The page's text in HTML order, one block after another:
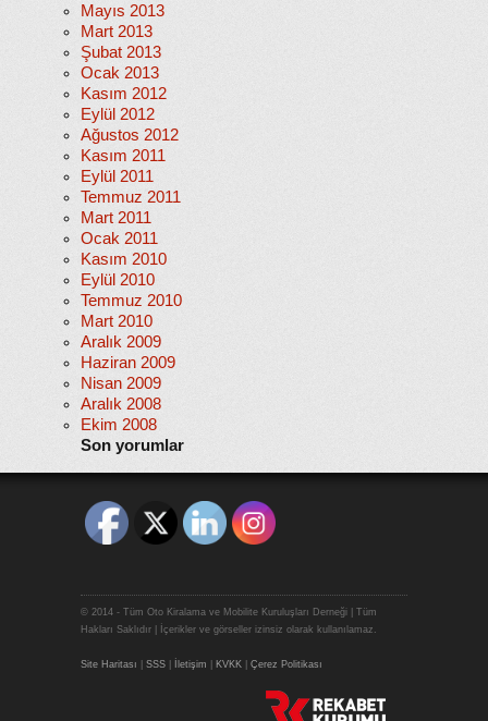
Mayıs 2013
Mart 2013
Şubat 2013
Ocak 2013
Kasım 2012
Eylül 2012
Ağustos 2012
Kasım 2011
Eylül 2011
Temmuz 2011
Mart 2011
Ocak 2011
Kasım 2010
Eylül 2010
Temmuz 2010
Mart 2010
Aralık 2009
Haziran 2009
Nisan 2009
Aralık 2008
Ekim 2008
Son yorumlar
© 2014 - Tüm Oto Kiralama ve Mobilite Kuruluşları Derneği | Tüm
Hakları Saklıdır | İçerikler ve görseller izinsiz olarak kullanılamaz.
Site Haritası SSS İletişim KVKK Çerez Politikası